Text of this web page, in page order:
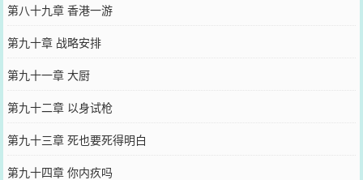
第八十九章 香港一游
第九十章 战略安排
第九十一章 大厨
第九十二章 以身试枪
第九十三章 死也要死得明白
第九十四章 你内疚吗